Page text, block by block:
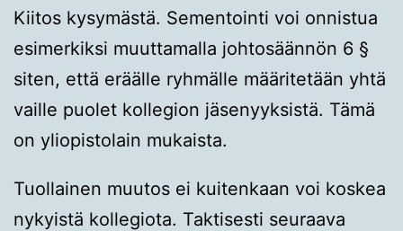
Kiitos kysymästä. Sementointi voi onnistua
esimerkiksi muuttamalla johtosäännön 6 §
siten, että eräälle ryhmälle määritetään yhtä
vaille puolet kollegion jäsenyyksistä. Tämä
on yliopistolain mukaista.
Tuollainen muutos ei kuitenkaan voi koskea
nykyistä kollegiota. Taktisesti seuraava